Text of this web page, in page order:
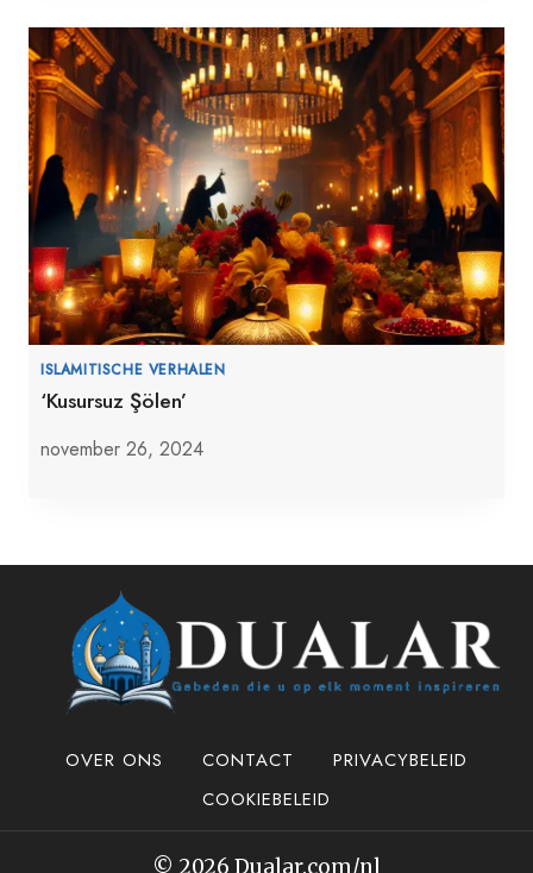
ISLAMITISCHE VERHALEN
‘Kusursuz Şölen’
november 26, 2024
OVER ONS CONTACT
PRIVACYBELEID
COOKIEBELEID
© 2026 Dualar.com/nl